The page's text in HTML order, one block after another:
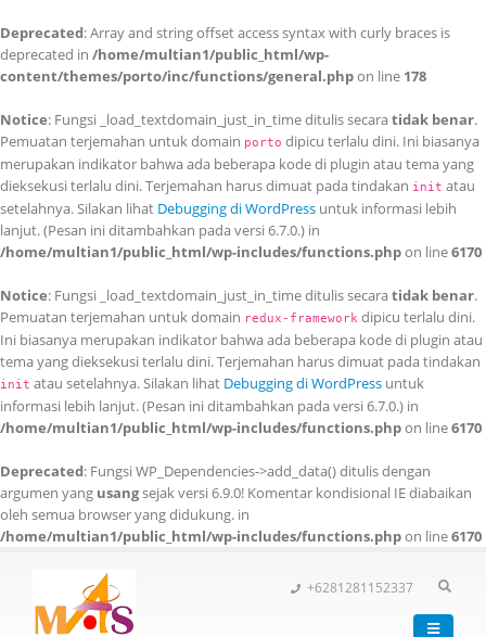
Deprecated: Array and string offset access syntax with curly braces is
deprecated in /home/multian1/public_html/wp-
content/themes/porto/inc/functions/general.phpon line 178
Notice: Fungsi _load_textdomain_just_in_time ditulis secaratidak benar.
Pemuatan terjemahan untuk domain porto dipicu terlalu dini. Ini biasanya
merupakan indikator bahwa ada beberapa kode di plugin atau tema yang
dieksekusi terlalu dini. Terjemahan harus dimuat pada tindakan init atau
setelahnya. Silakan lihat Debugging di WordPress untuk informasi lebih
lanjut. (Pesan ini ditambahkan pada versi 6.7.0.) in
/home/multian1/public_html/wp-includes/functions.phpon line6170
Notice: Fungsi _load_textdomain_just_in_time ditulis secaratidak benar.
Pemuatan terjemahan untuk domain redux-framework dipicu terlalu dini.
Ini biasanya merupakan indikator bahwa ada beberapa kode di plugin atau
tema yang dieksekusi terlalu dini. Terjemahan harus dimuat pada tindakan
init atau setelahnya. Silakan lihat Debugging di WordPress untuk
informasi lebih lanjut. (Pesan ini ditambahkan pada versi 6.7.0.) in
/home/multian1/public_html/wp-includes/functions.phpon line6170
Deprecated: Fungsi WP_Dependencies->add_data() ditulis dengan
argumen yang usangsejak versi 6.9.0! Komentar kondisional IE diabaikan
oleh semua browser yang didukung. in
/home/multian1/public_html/wp-includes/functions.phpon line6170
+6281281152337